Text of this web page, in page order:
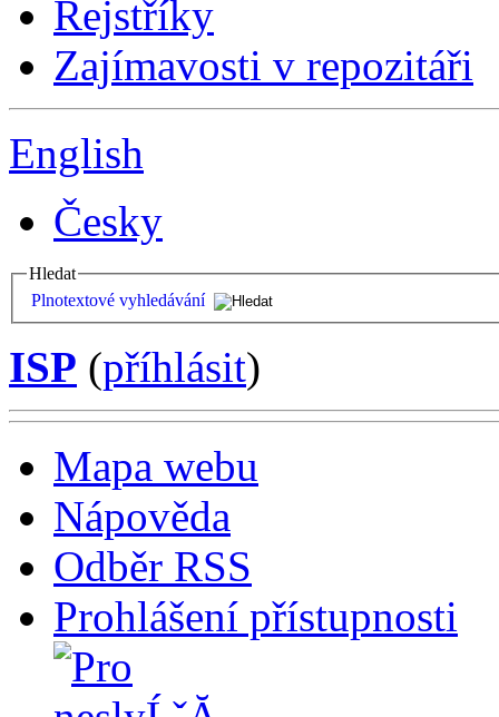
Rejstříky
Zajímavosti v repozitáři
English
Česky
Hledat
Plnotextové vyhledávání
ISP (příhlásit)
Mapa webu
Nápověda
Odběr RSS
Prohlášení přístupnosti